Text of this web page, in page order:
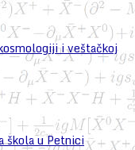
i veštačkoj
škola u Petnici